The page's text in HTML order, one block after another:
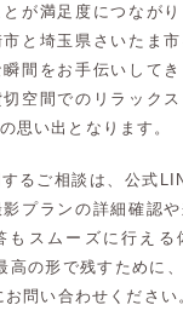
が満足度につなが
と埼玉県さいたま市
間をお手伝いして
空間でのリラック
思い出となります。
るご相談は、公式
プランの詳細確認
もスムーズに行える
高の形で残すために
問い合わせください